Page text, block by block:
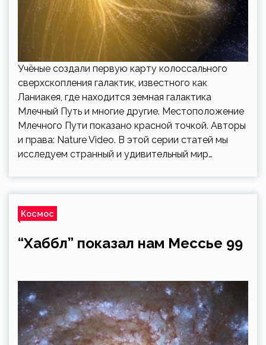
Учёные создали первую карту колоссального
сверхскопления галактик, известного как
Ланиакея, где находится земная галактика
Млечный Путь и многие другие. Местоположение
Млечного Пути показано красной точкой. Авторы
и права: Nature Video. В этой серии статей мы
исследуем странный и удивительный мир…
Космос
“Хаббл” показал нам Мессье 99